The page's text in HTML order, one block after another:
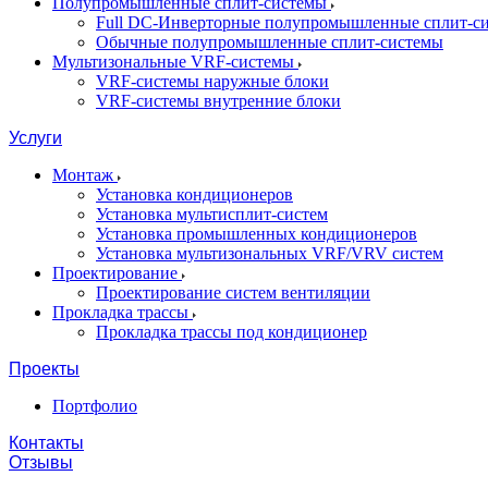
Full DC-Инверторные полупромышленные сплит-
Обычные полупромышленные сплит-системы
Мультизональные VRF-системы
VRF-системы наружные блоки
VRF-системы внутренние блоки
Услуги
Монтаж
Установка кондиционеров
Установка мультисплит-систем
Установка промышленных кондиционеров
Установка мультизональных VRF/VRV систем
Проектирование
Проектирование систем вентиляции
Прокладка трассы
Прокладка трассы под кондиционер
Проекты
Портфолио
Контакты
Отзывы